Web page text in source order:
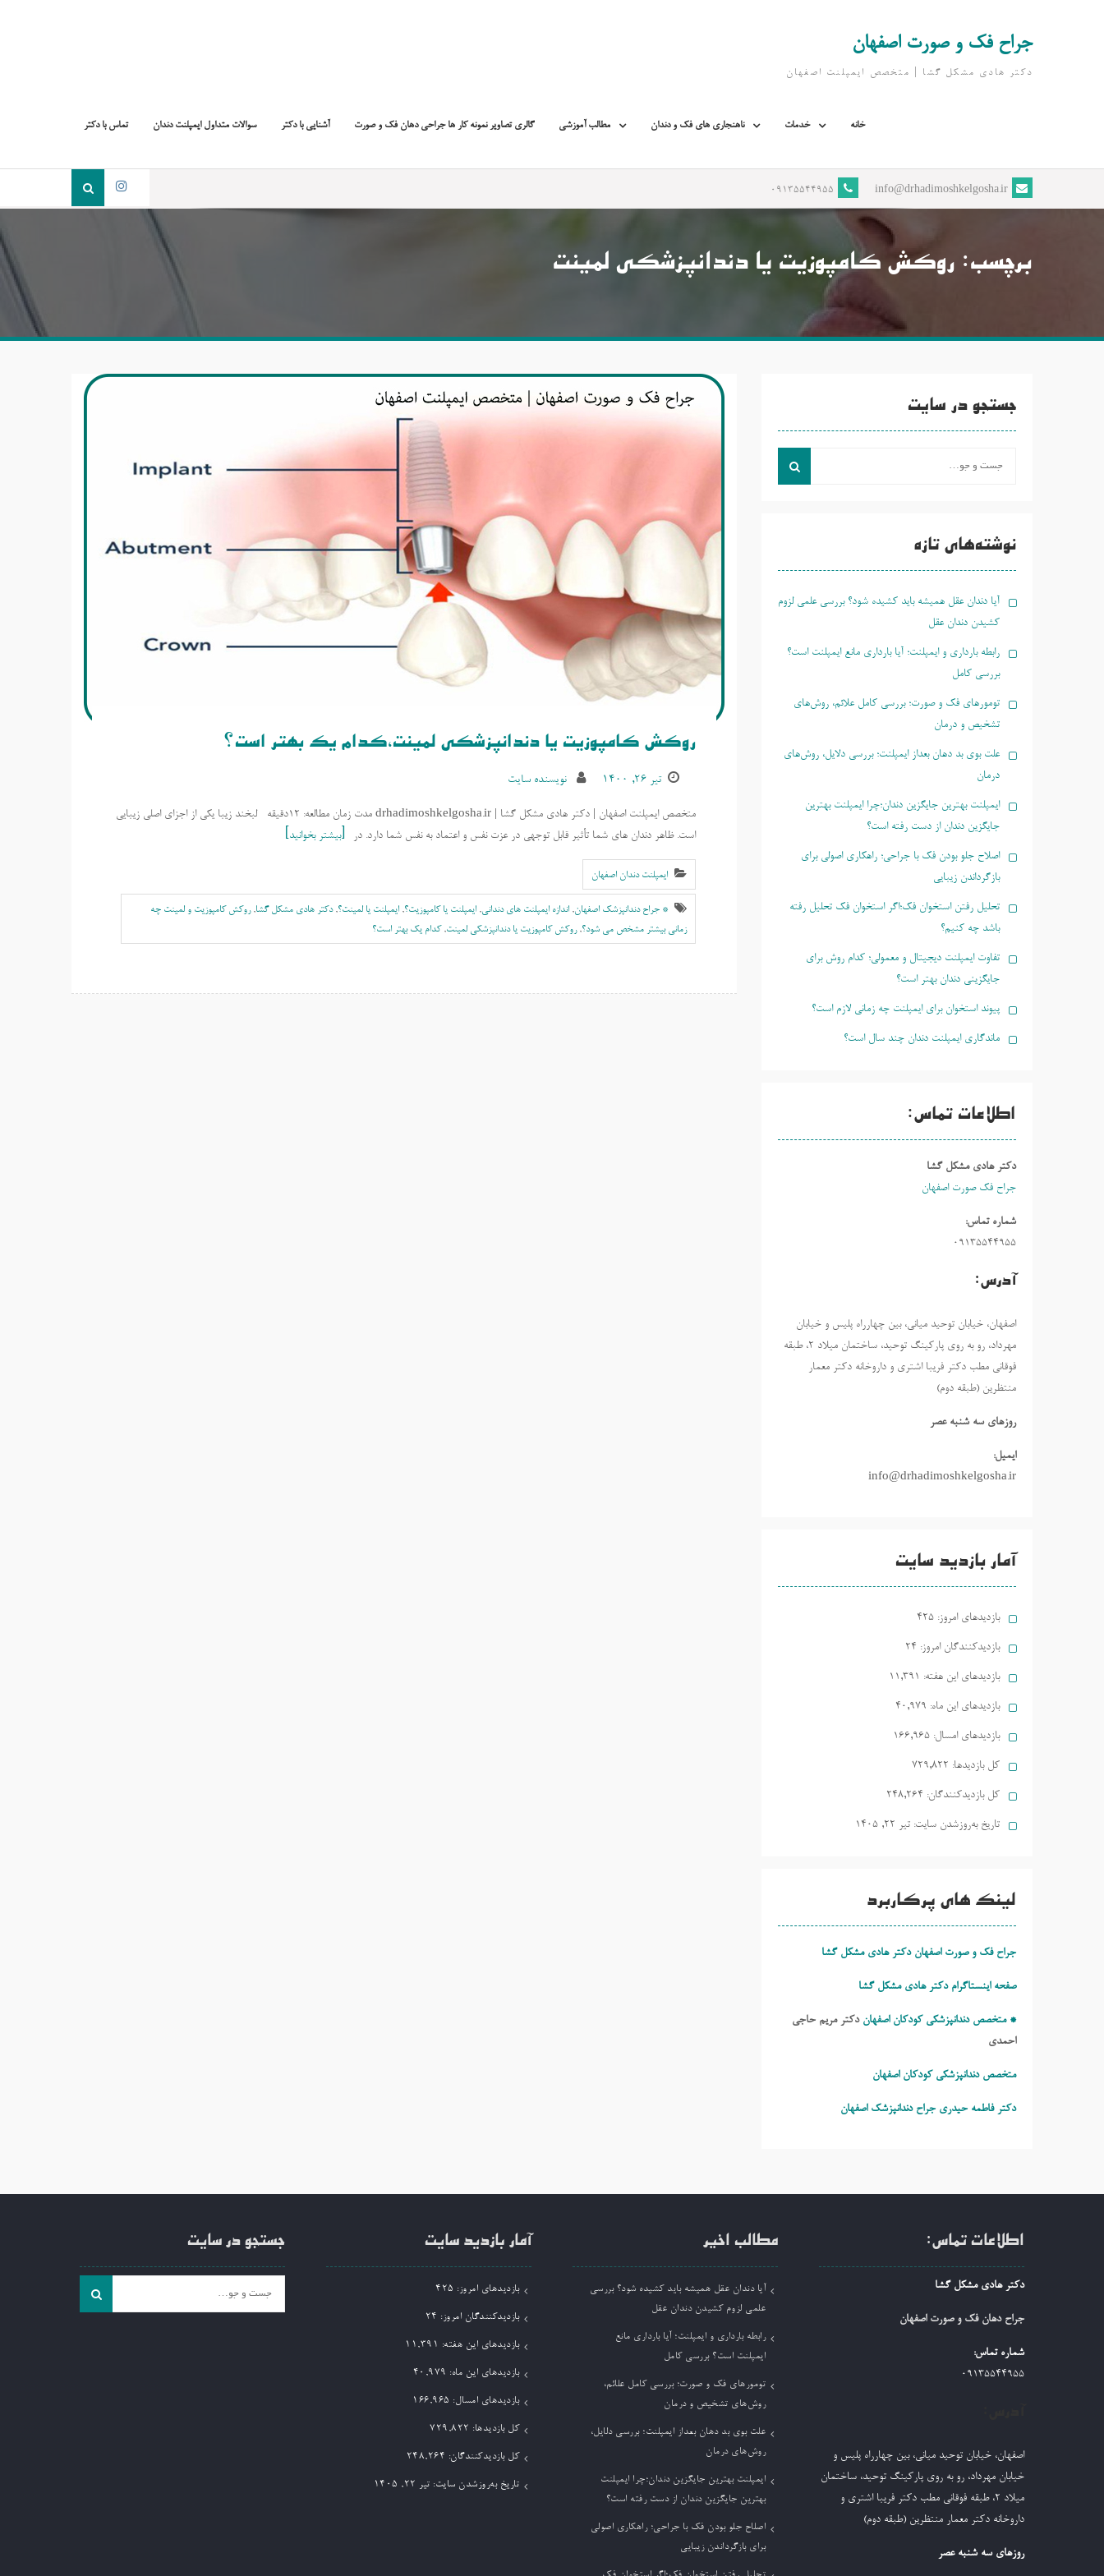
جراح فک و صورت اصفهان
دکتر هادی مشکل گشا | متخصص ايمپلنت اصفهان
خانه خدمات ناهنجاری های فک و دندان مطالب آموزشی گالری تصاویر نمونه کار ها جراحی دهان فک و صورت آشنایی با دکتر سوالات متداول ایمپلنت دندان تماس با دکتر
info@drhadimoshkelgosha.ir
09135544955
برچسب: روکش کامپوزیت یا دندانپزشکی لمینت
روکش کامپوزیت یا دندانپزشکی لمینت،کدام یک بهتر است؟
تیر ۲۶, ۱۴۰۰ نویسنده سایت
متخصص ایمپلنت اصفهان | دکتر هادی مشکل گشا | drhadimoshkelgosha.ir مدت زمان مطالعه: 12دقیقه لبخند زیبا یکی از اجزای اصلی زیبایی
است. ظاهر دندان های شما تأثیر قابل توجهی در عزت نفس و اعتماد به نفس شما دارد. در
بیشتر بخوانید
ایمپلنت دندان اصفهان
* جراح دندانپزشک اصفهان, اندازه ایمپلنت های دندانی, ایمپلنت یا کامپوزیت؟, ایمپلنت یا لمینت؟,دکتر هادی مشکل گشا,روکش کامپوزیت و لمینت چه
زمانی بیشتر مشخص می شود؟,روکش کامپوزیت یا دندانپزشکی لمینت, کدام یک بهتر است؟
جستجو در سایت
نوشته‌های تازه
آیا دندان عقل همیشه باید کشیده شود؟ بررسی علمی لزوم
کشیدن دندان عقل
رابطه بارداری و ایمپلنت؛ آیا بارداری مانع ایمپلنت است؟
بررسی کامل
تومورهای فک و صورت؛ بررسی کامل علائم، روش‌های
تشخیص و درمان
علت بوی بد دهان بعداز ایمپلنت؛ بررسی دلایل، روش‌های
درمان
ایمپلنت بهترین جایگزین دندان؛چرا ایمپلنت بهترین
جایگزین دندان از دست رفته است؟
اصلاح جلو بودن فک با جراحی؛ راهکاری اصولی برای
بازگرداندن زیبایی
تحلیل رفتن استخوان فک؛اگر استخوان فک تحلیل رفته
باشد چه کنیم؟
تفاوت ایمپلنت دیجیتال و معمولی؛ کدام روش برای
جایگزینی دندان بهتر است؟
پیوند استخوان برای ایمپلنت چه زمانی لازم است؟
ماندگاری ایمپلنت دندان چند سال است؟
اطلاعات تماس:
دکتر هادی مشکل گشا
جراح فک صورت اصفهان
شماره تماس:
09135544955
آدرس:
اصفهان، خیابان توحید میانی، بین چهارراه پلیس و خیابان
مهرداد، رو به روی پارکینگ توحید، ساختمان میلاد ٢، طبقه
فوقانی مطب دکتر فریبا اشتری و داروخانه دکتر معمار
منتظرین (طبقه دوم)
روزهاي سه شنبه عصر
ایمیل:
info@drhadimoshkelgosha.ir
آمار بازدید سایت
بازدیدهای امروز: 425
بازدیدکنندگان امروز: 24
بازدیدهای این هفته: 11,391
بازدیدهای این ماه: 40,979
بازدیدهای امسال: 166,965
کل بازدیدها: 729,822
کل بازدیدکنند‌گان: 248,264
تاریخ به‌روزشدن سایت: تیر ۲۲, ۱۴۰۵
لینک های پرکاربرد
جراح فک و صورت اصفهان دکتر هادی مشکل گشا
صفحه اینستاگرام دکتر هادی مشکل گشا
* متخصص دندانپزشکی کودکان اصفهان دکتر مریم حاجی
احمدی
متخصص دندانپزشکی کودکان اصفهان
دکتر فاطمه حیدری جراح دندانپزشک اصفهان
اطلاعات تماس:
دکتر هادی مشکل گشا
جراح دهان فک و صورت اصفهان
شماره تماس:
09135544955
اصفهان، خیابان توحید میانی، بین چهارراه پلیس و
خیابان مهرداد، رو به روی پارکینگ توحید، ساختمان
میلاد ٢، طبقه فوقانی مطب دکتر فریبا اشتری و
داروخانه دکتر معمار منتظرین (طبقه دوم)
روزهای سه شنبه عصر
مطالب اخیر
آیا دندان عقل همیشه باید کشیده شود؟ بررسی
علمی لزوم کشیدن دندان عقل
رابطه بارداری و ایمپلنت؛ آیا بارداری مانع
ایمپلنت است؟ بررسی کامل
تومورهای فک و صورت؛ بررسی کامل علائم،
روش‌های تشخیص و درمان
علت بوی بد دهان بعداز ایمپلنت؛ بررسی دلایل،
روش‌های درمان
ایمپلنت بهترین جایگزین دندان؛چرا ایمپلنت
بهترین جایگزین دندان از دست رفته است؟
اصلاح جلو بودن فک با جراحی؛ راهکاری اصولی
برای بازگرداندن زیبایی
آمار بازدید سایت
بازدیدهای امروز: 425
بازدیدکنندگان امروز: 24
بازدیدهای این هفته: 11,391
بازدیدهای این ماه: 40,979
بازدیدهای امسال: 166,965
کل بازدیدها: 729,822
کل بازدیدکنند‌گان: 248,264
تاریخ به‌روزشدن سایت: تیر ۲۲, ۱۴۰۵
جستجو در سایت